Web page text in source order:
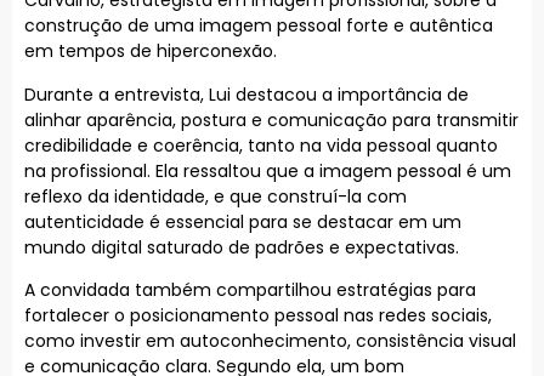
construção de uma imagem pessoal forte e autêntica
em tempos de hiperconexão.
Durante a entrevista, Lui destacou a importância de
alinhar aparência, postura e comunicação para transmitir
credibilidade e coerência, tanto na vida pessoal quanto
na profissional. Ela ressaltou que a imagem pessoal é um
reflexo da identidade, e que construí-la com
autenticidade é essencial para se destacar em um
mundo digital saturado de padrões e expectativas.
A convidada também compartilhou estratégias para
fortalecer o posicionamento pessoal nas redes sociais,
como investir em autoconhecimento, consistência visual
e comunicação clara. Segundo ela, um bom